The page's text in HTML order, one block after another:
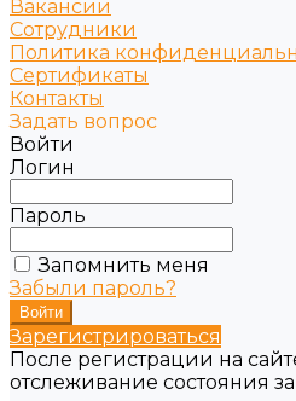
Вакансии
Сотрудники
Политика
Сертификаты
Контакты
Задать вопрос
Войти
Логин
Пароль
Запомнить меня
Забыли пароль?
Зарегистрироваться
После регистрации на
отслеживание состояния